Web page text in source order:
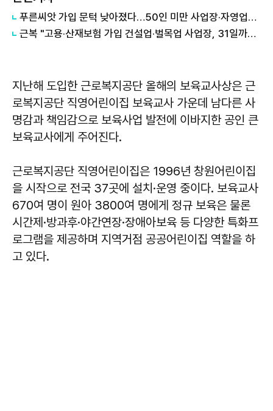
푸른씨앗 가입 문턱 낮아졌다…50인 미만 사업장·자영업자까지 확대
근복 "고용·산재보험 가입 건설업·벌목업 사업장, 31일까지 신고·납부"
지난해 도입한 근로복지공단 올해의 보육교사상은 근
로복지공단 직영어린이집 보육교사 가운데 남다른 사
명감과 책임감으로 보육사업 발전에 이바지한 공인 큰
보육교사에게 주어진다.
근로복지공단 직영어린이집은 1996년 창원어린이집
을 시작으로 전국 37곳에 설치·운영 중이다. 보육교사
670여 명이 원아 3800여 명에게 정규 보육은 물론
시간제·방과후·야간연장·장애아보육 등 다양한 특화프
로그램을 제공하며 지역거점 공공어린이집 역할을 하
고 있다.